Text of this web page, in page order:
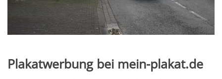
Plakatwerbung bei mein-plakat.de